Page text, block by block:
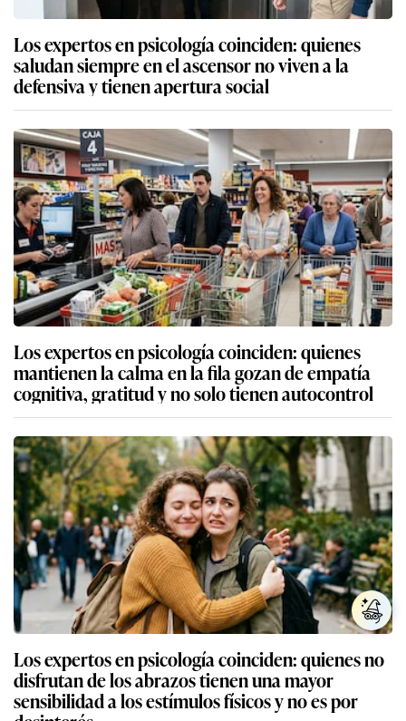
Los expertos en psicología coinciden: quienes
saludan siempre en el ascensor no viven a la
defensiva y tienen apertura social
Los expertos en psicología coinciden: quienes
mantienen la calma en la fila gozan de empatía
cognitiva, gratitud y no solo tienen autocontrol
Los expertos en psicología coinciden: quienes no
disfrutan de los abrazos tienen una mayor
sensibilidad a los estímulos físicos y no es por